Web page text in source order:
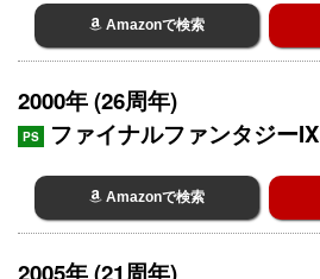
Amazonで検索
2000年 (26周年)
PS ファイナルファンタジーIX
Amazonで検索
2005年 (21周年)